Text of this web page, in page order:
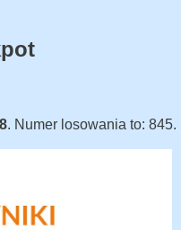
8. Numer losowania to: 845.